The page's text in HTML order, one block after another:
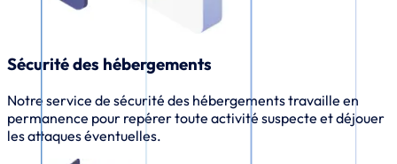
Sécurité des hébergements
Notre service de sécurité des hébergements travaille en
permanence pour repérer toute activité suspecte et déjouer
les attaques éventuelles.